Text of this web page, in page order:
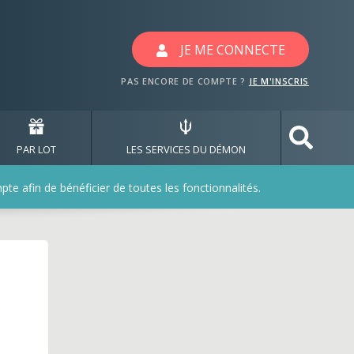
avec les jeux
JE ME CONNECTE
PAS ENCORE DE COMPTE ? JE M'INSCRIS
PAR LOT LES SERVICES DU DÉMON
afin de bénéficier de toutes les fonctionnalités.